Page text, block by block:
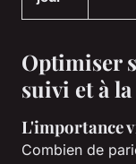
Optimiser
suivi et à
L'importance
Combien de